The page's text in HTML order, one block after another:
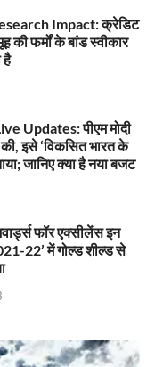
Impact: क्रेडिट
की फर्मों के बांड स्वीकार
है
Updates: पीएम मोदी
इसे ‘विकसित भारत के
जानिए क्या है नया बजट
फॉर एक्सीलेंस इन
22’ में गोल्ड शील्ड से